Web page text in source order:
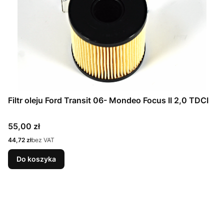
Filtr oleju Ford Transit 06- Mondeo Focus II 2,0 TDCI
Cena
55,00 zł
Cena
44,72 złbez VAT
Do koszyka